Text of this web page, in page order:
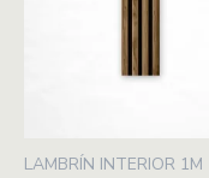
LAMBRÍN INTERIOR 1M